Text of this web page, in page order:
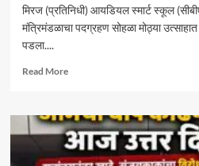
मिरज (प्रतिनिधी) आयडियल स्मार्ट स्कूल
मंत्रिमंडळाचा पदग्रहण सोहळा मोठ्या उत्साहात
पडला....
Read MoreRead
मिरजेतील
आयडियल
स्मार्ट
स्कूलमध्ये